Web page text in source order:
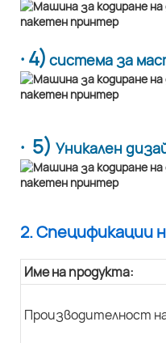
· 4) система за
· 5) Уникален
2. Спецификации
Име на продукта:
Производителност